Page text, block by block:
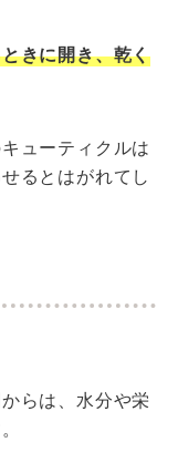
きに開き、乾く
ューティクルは
るとはがれてし
らは、水分や栄